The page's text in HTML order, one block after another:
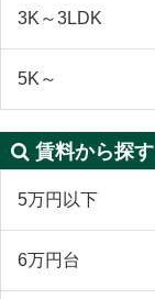
3K～3LDK
5K～
賃料から探す
5万円以下
6万円台